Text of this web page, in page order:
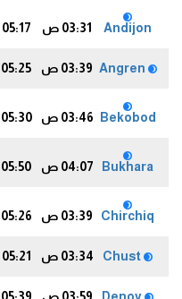
Andijon 03:31 ص 05:17 ص
03:39 ص 05:25 ص
Bekobod 03:46 ص 05:30 ص
Bukhara 04:07 ص 05:50 ص
Chirchiq 03:39 ص 05:26 ص
03:34 ص 05:21 ص